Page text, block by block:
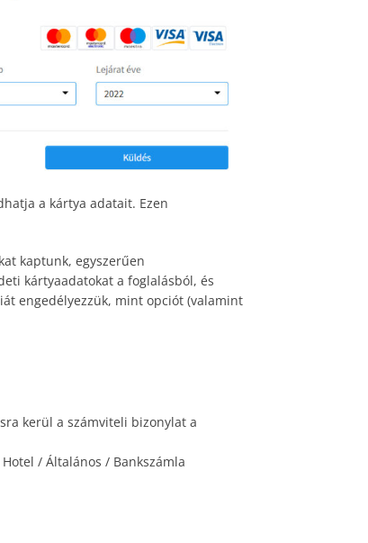
a kártya adatait. Ezen
kaptunk, egyszerűen
kártyaadatokat a foglalásból, és
engedélyezzük, mint opciót (valamint
kerül a számviteli bizonylat a
/ Általános / Bankszámla